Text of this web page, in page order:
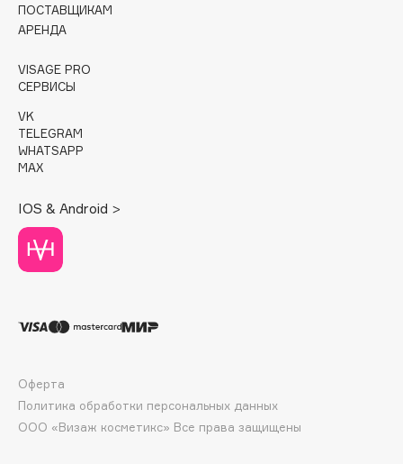
DARLING*
Darphin
Deonica
Dessange
Dior
Divage
Dolomit
Dorco
DP Daily Perfection
Dr.Ceuracle
DSD de Luxe
Dyson
ПОСТАВЩИКАМ
АРЕНДА
VISAGE PRO
СЕРВИСЫ
VK
TELEGRAM
WHATSAPP
MAX
IOS & Android >
ООО «Визаж косметикс» Все права защищены
Оферта
Политика обработки персональных данных